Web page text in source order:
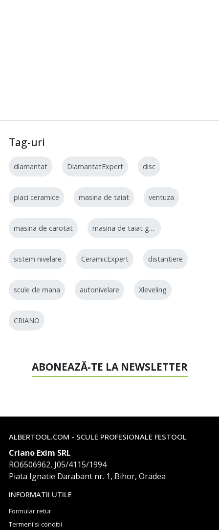
Tag-uri
diamantat DiamantatExpert disc
placi ceramice masina de taiat ventuza
masina de carotat masina de taiat gresie
sistem nivelare CeramicExpert distantiere
scule de mana autonivelare Xleveling
CRIANO
ABONEAZĂ-TE LA NEWSLETTER
ALBERTOOL.COM - SCULE PROFESIONALE FESTOOL
Criano Exim SRL
RO6506962, J05/4115/1994
Piata Ignatie Darabant nr. 1, Bihor, Oradea
INFORMATII UTILE
Formular retur
Termeni si conditii